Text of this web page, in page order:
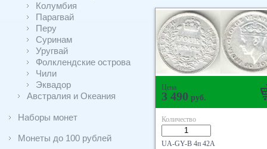
Колумбия
Парагвай
Перу
Суринам
Уругвай
Фолклендские острова
Чили
Эквадор
Австралия и Океания
Наборы монет
Монеты до 100 рублей
Цена
3 490 руб.
Количество
UA-GY-B 4п 42А